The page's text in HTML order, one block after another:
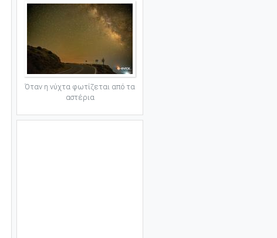
Όταν η νύχτα φωτίζεται από τα
αστέρια